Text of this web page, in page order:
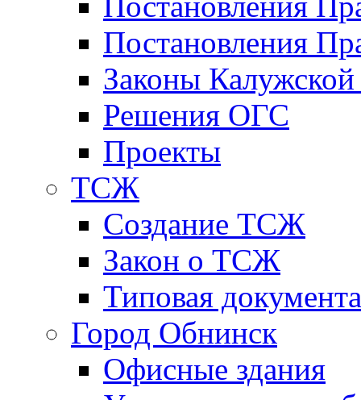
Постановления
Законы Калужской
Решения ОГС
Проекты
ТСЖ
Создание ТСЖ
Закон о ТСЖ
Типовая
Город Обнинск
Офисные здания